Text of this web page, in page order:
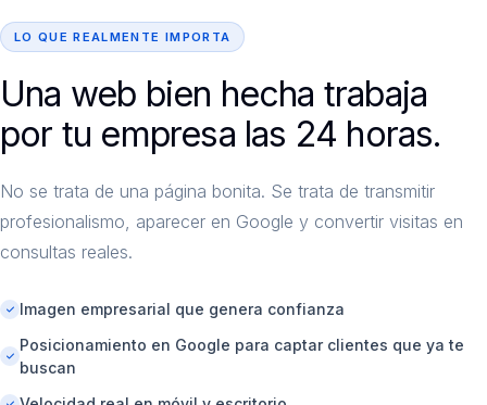
LO QUE REALMENTE IMPORTA
Una web bien hecha trabaja
por tu empresa las 24 horas.
No se trata de una página bonita. Se trata de transmitir
profesionalismo, aparecer en Google y convertir visitas en
consultas reales.
Imagen empresarial que genera confianza
Posicionamiento en Google para captar clientes que ya te
buscan